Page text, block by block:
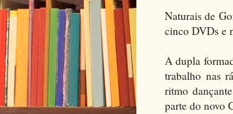
Naturais de
cinco DVDs e
A dupla
trabalho nas
ritmo
parte do novo